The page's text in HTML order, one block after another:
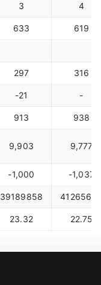
3 4
633 619
297 316
-21 -
913 938
9,903 9,777
-1,000 -1,037
39189858
23.32 22.75